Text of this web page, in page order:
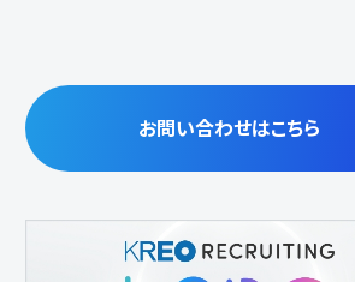
お問い合わせはこちら